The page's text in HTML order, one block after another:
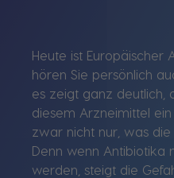
Heute ist Europäischer
hören Sie persönlich
es zeigt ganz deutlich,
diesem Arzneimittel
zwar nicht nur, was
Denn wenn Antibiotika
werden, steigt die